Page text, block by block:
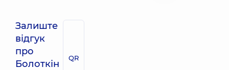
Залиште
відгук
про
Болоткін
QR